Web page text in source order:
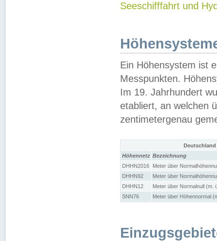
Seeschifffahrt und
Ein Höhensystem ist
Messpunkten.
Im 19. Jahrhundert
etabliert, an welchen
zentimetergenau
Höhennetz Bezeichnung
DHHN2016
Meter über
DHHN92
Meter über
DHHN12
Meter über Normalnull (m.
SNN76
Meter über Höhennormal